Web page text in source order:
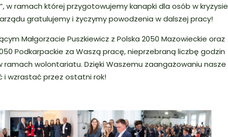
w ramach której przygotowujemy kanapki dla osób w kryzysie
gratulujemy i życzymy powodzenia w dalszej pracy!
Małgorzacie Puszkiewicz z Polska 2050 Mazowieckie oraz
Podkarpackie za Waszą pracę, nieprzebraną liczbę godzin
wolontariatu. Dzięki Waszemu zaangażowaniu nasze
i wzrastać przez ostatni rok!